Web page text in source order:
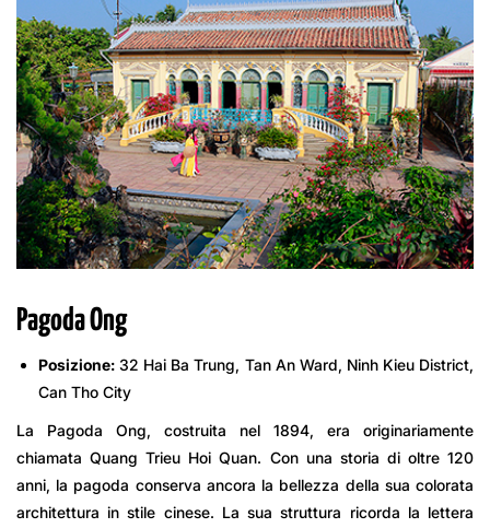
Pagoda Ong
Posizione: 32 Hai Ba Trung, Tan An Ward, Ninh Kieu District,
Can Tho City
La Pagoda Ong, costruita nel 1894, era originariamente
chiamata Quang Trieu Hoi Quan. Con una storia di oltre 120
anni, la pagoda conserva ancora la bellezza della sua colorata
architettura in stile cinese. La sua struttura ricorda la lettera